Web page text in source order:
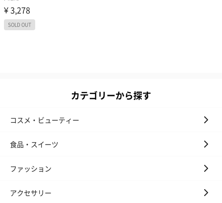
カテゴリーから探す
コスメ・ビューティー
食品・スイーツ
ファッション
アクセサリー